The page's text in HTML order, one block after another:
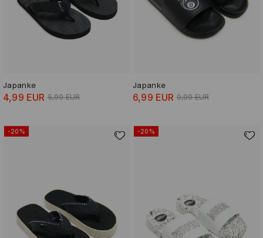
Japanke
4,99 EUR 5,99 EUR
Japanke
6,99 EUR 9,99 EUR
-20% -20%